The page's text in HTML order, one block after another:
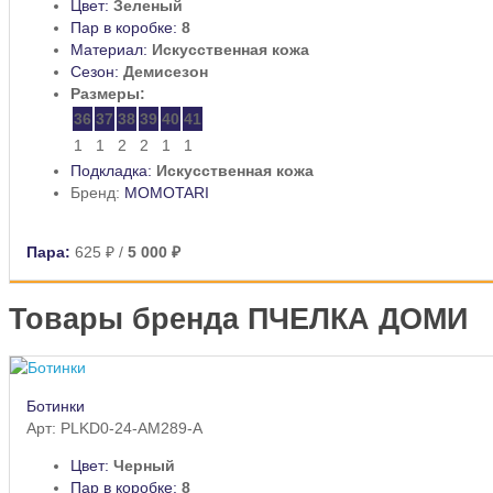
Цвет: Зеленый
Пар в коробке: 8
Материал: Искусственная кожа
Сезон: Демисезон
Размеры:
36 37 38 39 40 41
1
1 2 2 1
1
Подкладка: Искусственная кожа
Бренд: MOMOTARI
Пара: 625 ₽ / 5 000 ₽
Товары бренда ПЧЕЛКА ДОМИ
Ботинки
Арт: PLKD0-24-AM289-A
Цвет: Черный
Пар в коробке: 8